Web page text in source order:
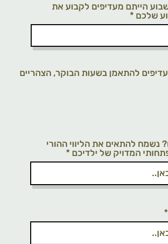
הייתם מעדיפים לקבוע את
שלכם
אתם מעדיפים להתאמן בשעות הבוקר, הצהריים
נשמח להתאים את הליווי ההורי
המדויק של ילדיכם